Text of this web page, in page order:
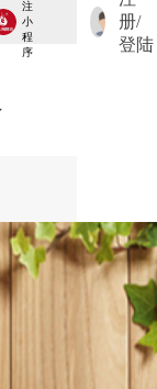
注
小
程
序
册/
登陆